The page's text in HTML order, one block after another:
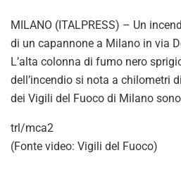
V
i
d
MILANO (ITALPRESS) – Un
di un capannone a Milano in via
L’alta colonna di fumo nero
dell’incendio si nota a chilometri
dei Vigili del Fuoco di Milano sono
trl/mca2
(Fonte video: Vigili del Fuoco)